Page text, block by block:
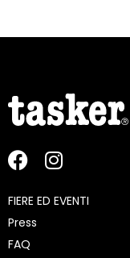
FIERE ED EVENTI
Press
FAQ